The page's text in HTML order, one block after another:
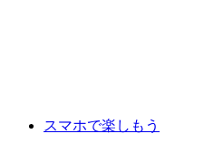
スマホで楽しもう